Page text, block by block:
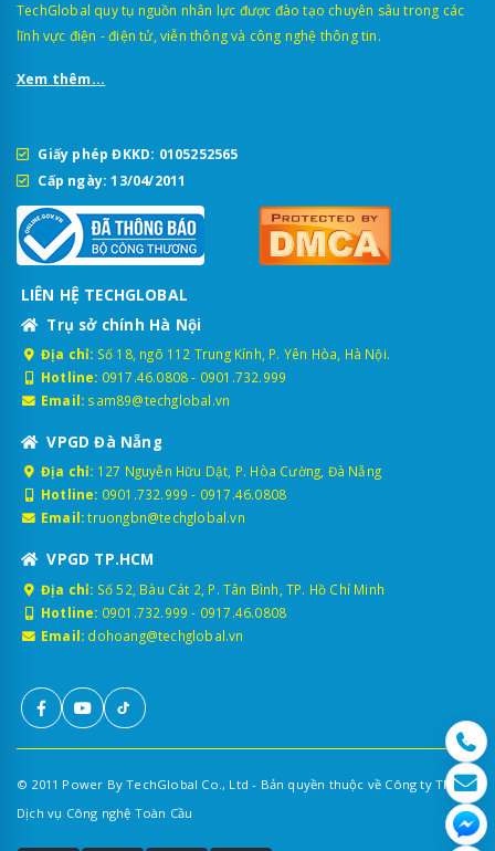
TechGlobal quy tụ nguồn nhân lực được đào tạo chuyên sâu trong các
lĩnh vực điện - điện tử, viễn thông và công nghệ thông tin.
Xem thêm...
Giấy phép ĐKKD: 0105252565
Cấp ngày: 13/04/2011
LIÊN HỆ TECHGLOBAL
Trụ sở chính Hà Nội
Địa chỉ: Số 18, ngõ 112 Trung Kính, P. Yên Hòa, Hà Nội.
Hotline: 0917.46.0808- 0901.732.999
Email: sam89@techglobal.vn
VPGD Đà Nẵng
Địa chỉ: 127 Nguyễn Hữu Dật, P. Hòa Cường, Đà Nẵng
Hotline: 0901.732.999 - 0917.46.0808
Email: truongbn@techglobal.vn
VPGD TP.HCM
Địa chỉ: Số 52, Bàu Cát 2, P. Tân Bình, TP. Hồ Chí Minh
Hotline: 0901.732.999 - 0917.46.0808
Email: dohoang@techglobal.vn
© 2011 Power By TechGlobal Co., Ltd - Bản quyền thuộc về Công ty TNHH
Dịch vụ Công nghệ Toàn Cầu